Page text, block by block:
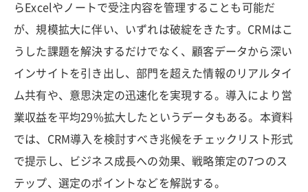
らExcelやノートで受注内容を管理することも可能だ
が、規模拡大に伴い、いずれは破綻をきたす。CRMはこ
うした課題を解決するだけでなく、顧客データから深い
インサイトを引き出し、部門を超えた情報のリアルタイ
ム共有や、意思決定の迅速化を実現する。導入により営
業収益を平均29%拡大したというデータもある。本資料
では、CRM導入を検討すべき兆候をチェックリスト形式
で提示し、ビジネス成長への効果、戦略策定の7つのス
テップ、選定のポイントなどを解説する。